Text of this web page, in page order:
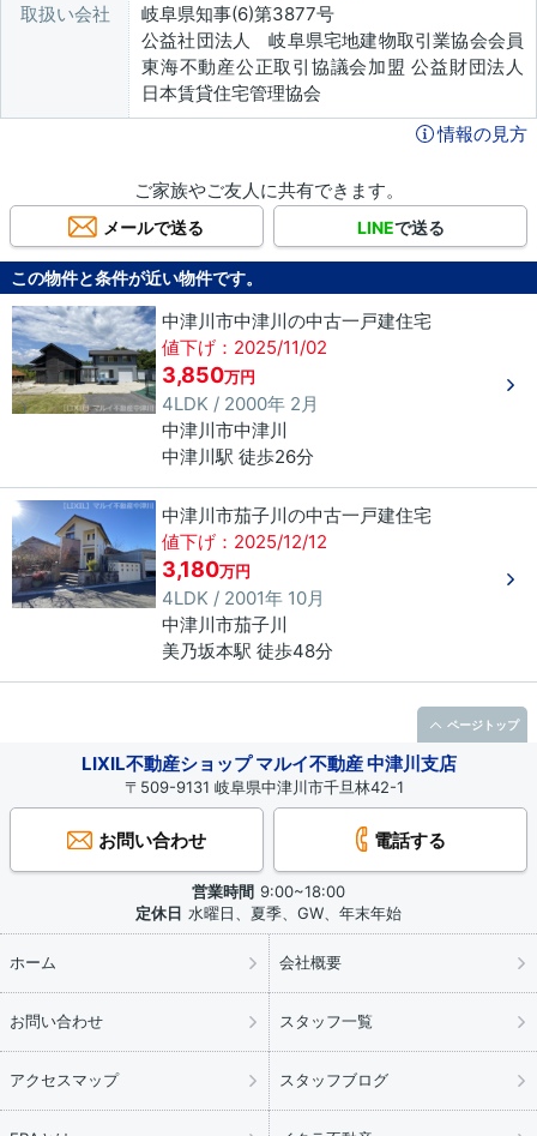
取扱い会社
岐阜県知事(6)第3877号
公益社団法人 岐阜県宅地建物取引業協会会員
東海不動産公正取引協議会加盟 公益財団法人
日本賃貸住宅管理協会
情報の見方
ご家族やご友人に共有できます。
メールで送る LINEで送る
この物件と条件が近い物件です。
中津川市中津川の中古一戸建住宅
値下げ：2025/11/02
3,850万円
4LDK / 2000年 2月
中津川市中津川
中津川駅 徒歩26分
中津川市茄子川の中古一戸建住宅
値下げ：2025/12/12
3,180万円
4LDK / 2001年 10月
中津川市茄子川
美乃坂本駅 徒歩48分
LIXIL不動産ショップ マルイ不動産 中津川支店
〒509-9131 岐阜県中津川市千旦林42-1
お問い合わせ 電話する
営業時間 9:00~18:00
定休日 水曜日、夏季、GW、年末年始
ホーム 会社概要
お問い合わせ スタッフ一覧
アクセスマップ スタッフブログ
ページトップ